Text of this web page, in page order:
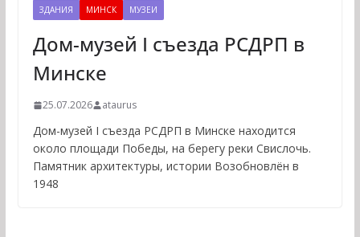
ЗДАНИЯ МИНСК МУЗЕИ
Дом-музей I съезда РСДРП в
Минске
25.07.2026 ataurus
Дом-музей I съезда РСДРП в Минске находится
около площади Победы, на берегу реки Свислочь.
Памятник архитектуры, истории Возобновлён в
1948